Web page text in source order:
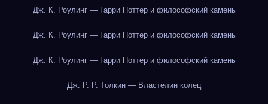
Дж. К. Роулинг — Гарри Поттер и философский камень
Дж. К. Роулинг — Гарри Поттер и философский камень
Дж. К. Роулинг — Гарри Поттер и философский камень
Дж. Р. Р. Толкин — Властелин колец